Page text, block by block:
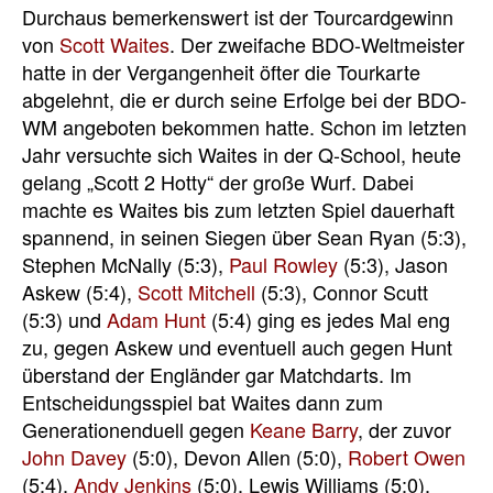
Durchaus bemerkenswert ist der Tourcardgewinn
von Scott Waites. Der zweifache BDO-Weltmeister
hatte in der Vergangenheit öfter die Tourkarte
abgelehnt, die er durch seine Erfolge bei der BDO-
WM angeboten bekommen hatte. Schon im letzten
Jahr versuchte sich Waites in der Q-School, heute
gelang „Scott 2 Hotty“ der große Wurf. Dabei
machte es Waites bis zum letzten Spiel dauerhaft
spannend, in seinen Siegen über Sean Ryan (5:3),
Stephen McNally (5:3), Paul Rowley (5:3), Jason
Askew (5:4), Scott Mitchell (5:3), Connor Scutt
(5:3) und Adam Hunt (5:4) ging es jedes Mal eng
zu, gegen Askew und eventuell auch gegen Hunt
überstand der Engländer gar Matchdarts. Im
Entscheidungsspiel bat Waites dann zum
Generationenduell gegen Keane Barry, der zuvor
John Davey (5:0), Devon Allen (5:0), Robert Owen
(5:4), Andy Jenkins (5:0), Lewis Williams (5:0),